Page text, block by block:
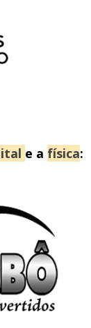
e a física: